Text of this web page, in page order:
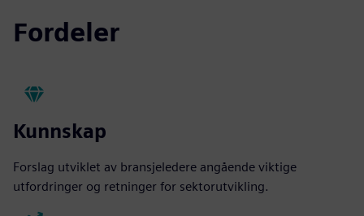
Fordeler
Kunnskap
Forslag utviklet av bransjeledere angående viktige
utfordringer og retninger for sektorutvikling.